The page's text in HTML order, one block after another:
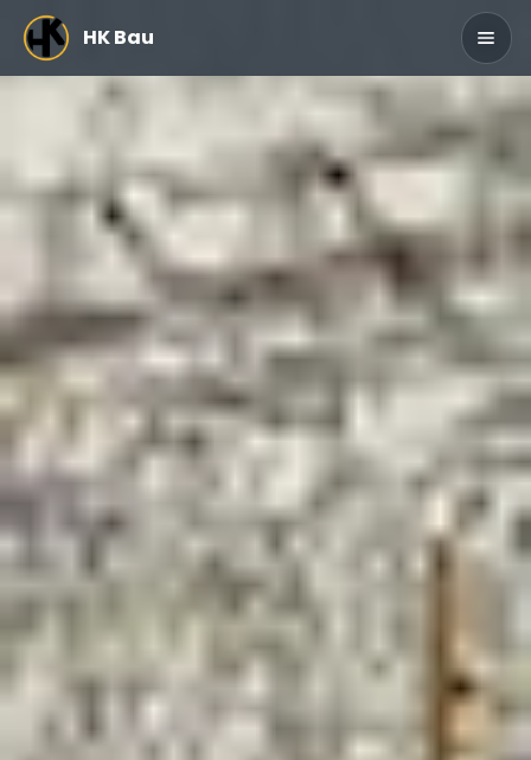
Zum Hauptinhalt springen
HK Bau